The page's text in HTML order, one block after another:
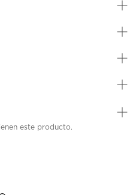
este producto.